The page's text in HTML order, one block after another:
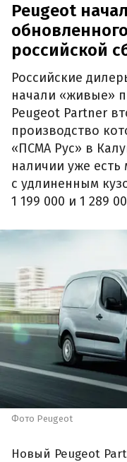
Peugeot
российской
Российские
начали «живые»
Peugeot Partner
производство
«ПСМА Рус» в
наличии уже
с удлиненным
1 199 000 и 1 289
Фото Peugeot
Новый Peugeot